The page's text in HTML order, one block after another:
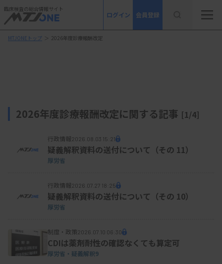
臨床検査の総合情報サイト
ログイン 会員登録
MTJONEトップ ＞ 2026年度診療報酬改定
2026年度診療報酬改定に関する記事 [1/4]
行政情報2026.08.03 15:21
疑義解釈資料の送付について（その 11）
厚労省
行政情報2026.07.27 18:25
疑義解釈資料の送付について（その 10）
厚労省
制度・政策2026.07.10 06:30
CDIは薬剤耐性の確認なくても算定可
厚労省・疑義解釈9